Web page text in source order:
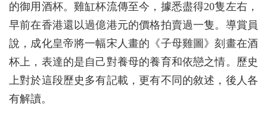
的御用酒杯。雞缸杯流傳至今，據悉盡得20隻左右，
早前在香港還以過億港元的價格拍賣過一隻。導賞員
說，成化皇帝將一幅宋人畫的《子母雞圖》刻畫在酒
杯上，表達的是自己對養母的養育和依戀之情。歷史
上對於這段歷史多有記載，更有不同的敘述，後人各
有解讀。